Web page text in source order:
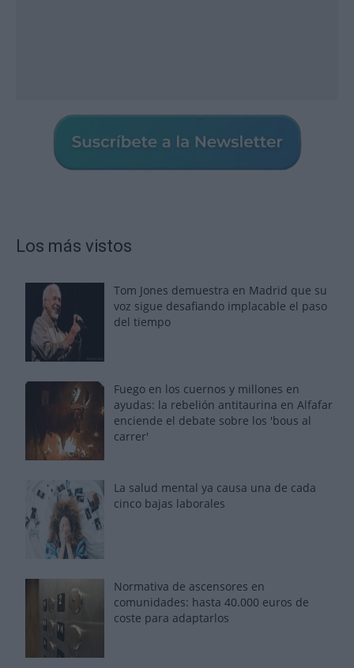
Los más vistos
Tom Jones demuestra en Madrid que su
voz sigue desafiando implacable el paso
del tiempo
Fuego en los cuernos y millones en
ayudas: la rebelión antitaurina en Alfafar
enciende el debate sobre los 'bous al
carrer'
La salud mental ya causa una de cada
cinco bajas laborales
Normativa de ascensores en
comunidades: hasta 40.000 euros de
coste para adaptarlos